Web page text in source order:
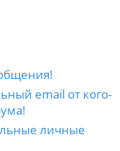
email от кого-
личные